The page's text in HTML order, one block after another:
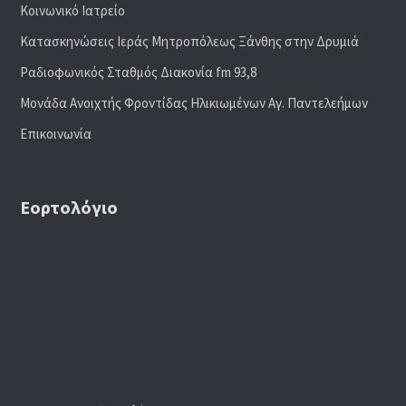
Κοινωνικό Ιατρείο
Κατασκηνώσεις Ιεράς Μητροπόλεως Ξάνθης στην Δρυμιά
Ραδιoφωνικός Σταθμός Διακονία fm 93,8
Μονάδα Ανοιχτής Φροντίδας Ηλικιωμένων Αγ. Παντελεήμων
Επικοινωνία
Εορτολόγιο